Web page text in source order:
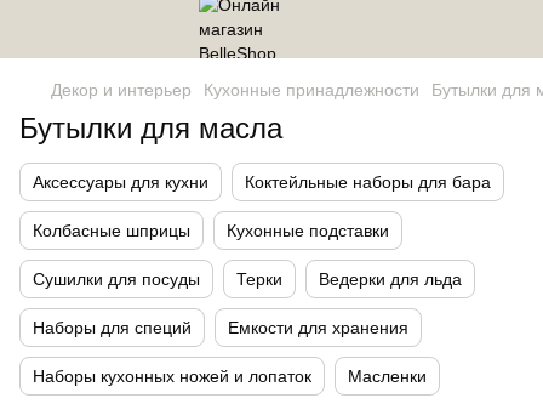
Декор и интерьер Кухонные принадлежности Бутылки для
Бутылки для масла
Аксессуары для кухни Коктейльные наборы для бара
Колбасные шприцы Кухонные подставки
Сушилки для посуды Терки Ведерки для льда
Наборы для специй Емкости для хранения
Наборы кухонных ножей и лопаток Масленки